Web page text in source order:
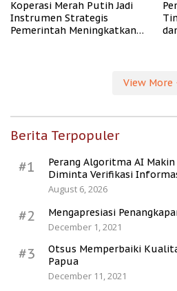
Koperasi Merah Putih Jadi
Instrumen Strategis
Pemerintah Meningkatkan
View More
Berita Terpopuler
#1
Perang Algoritma AI
Diminta Verifikasi
August 6, 2026
#2
Mengapresiasi
December 1, 2021
#3
Otsus Memperbaiki
Papua
December 11, 2021